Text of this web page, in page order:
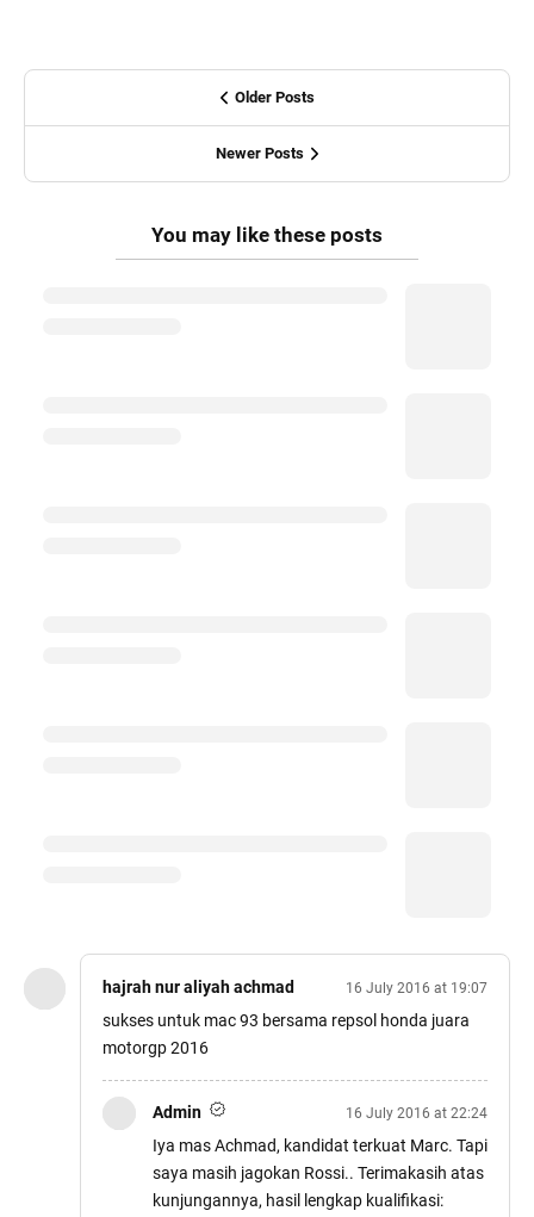
Older Posts
Newer Posts
You may like these posts
hajrah nur aliyah achmad 16 July 2016 at 19:07
sukses untuk mac 93 bersama repsol honda juara
motorgp 2016
Admin 16 July 2016 at 22:24
Iya mas Achmad, kandidat terkuat Marc. Tapi
saya masih jagokan Rossi.. Terimakasih atas
kunjungannya, hasil lengkap kualifikasi: